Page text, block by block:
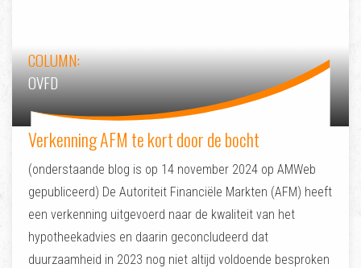
COLUMN:
OVFD
Verkenning AFM te kort door de bocht
(onderstaande blog is op 14 november 2024 op AMWeb
gepubliceerd) De Autoriteit Financiële Markten (AFM) heeft
een verkenning uitgevoerd naar de kwaliteit van het
hypotheekadvies en daarin geconcludeerd dat
duurzaamheid in 2023 nog niet altijd voldoende besproken